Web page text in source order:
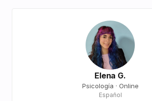
Elena G.
Psicología · Online
Español